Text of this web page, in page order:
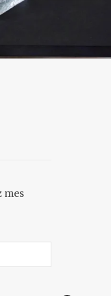
mes